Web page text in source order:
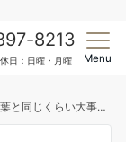
8213
日：日曜・月曜 Menu
と同じくらい大事なこと